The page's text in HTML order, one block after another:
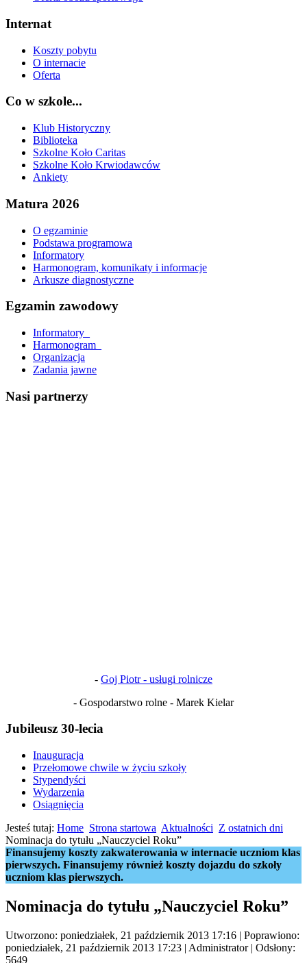
Internat
Koszty pobytu
O internacie
Oferta
Co w szkole...
Klub Historyczny
Biblioteka
Szkolne Koło Caritas
Szkolne Koło Krwiodawców
Ankiety
Matura 2026
O egzaminie
Podstawa programowa
Informatory
Harmonogram, komunikaty i informacje
Arkusze diagnostyczne
Egzamin zawodowy
Informatory_
Harmonogram_
Organizacja
Zadania jawne
Nasi partnerzy
- Goj Piotr - usługi rolnicze
- Gospodarstwo rolne - Marek Kielar
Jubileusz 30-lecia
Inauguracja
Przełomowe chwile w życiu szkoły
Stypendyści
Wydarzenia
Osiągnięcia
Jesteś tutaj: Home Strona startowa Aktualności Z ostatnich dni
Nominacja do tytułu „Nauczyciel Roku”
Finansujemy koszty zakwaterowania w internacie uczniom klas
pierwszych. Finansujemy również koszty dojazdu do szkoły
uczniom klas pierwszych.
Nominacja do tytułu „Nauczyciel Roku”
Utworzono: poniedziałek, 21 październik 2013 17:16 | Poprawiono:
poniedziałek, 21 październik 2013 17:23 | Administrator| Odsłony:
5649